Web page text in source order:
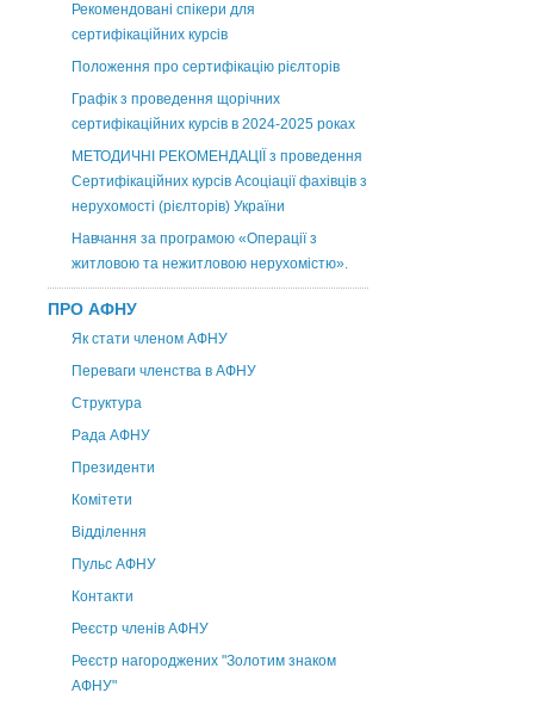
Рекомендовані спікери для
сертифікаційних курсів
Положення про сертифікацію рієлторів
Графік з проведення щорічних
сертифікаційних курсів в 2024-2025 роках
МЕТОДИЧНІ РЕКОМЕНДАЦІЇ з проведення
Сертифікаційних курсів Асоціації фахівців з
нерухомості (рієлторів) України
Навчання за програмою «Операції з
житловою та нежитловою нерухомістю».
ПРО АФНУ
Як стати членом АФНУ
Переваги членства в АФНУ
Структура
Рада АФНУ
Президенти
Комітети
Відділення
Пульс АФНУ
Контакти
Реєстр членів АФНУ
Реєстр нагороджених "Золотим знаком
АФНУ"